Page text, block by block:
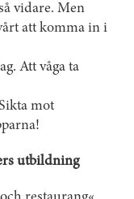
vidare. Men
att komma in i
Att våga ta
mot
utbildning